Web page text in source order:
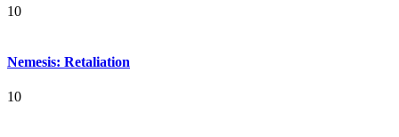
10
Nemesis: Retaliation
10